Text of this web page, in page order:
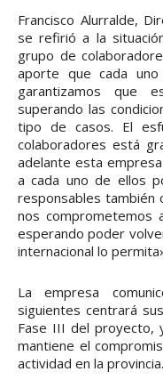
Francisco Alurralde,
se refirió a la
grupo de
aporte que cada
garantizamos que
superando las
tipo de casos. El
colaboradores está
adelante esta
a cada uno de ellos
responsables
nos comprometemos
esperando poder
internacional lo
La empresa
siguientes centrará
Fase III del proyecto,
mantiene el
actividad en la provincia.